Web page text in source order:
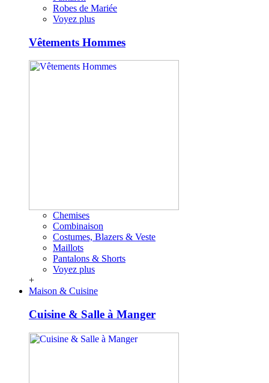
Robes de Mariée
Voyez plus
Vêtements Hommes
Chemises
Combinaison
Costumes, Blazers & Veste
Maillots
Pantalons & Shorts
Voyez plus
+
Maison & Cuisine
Cuisine & Salle à Manger